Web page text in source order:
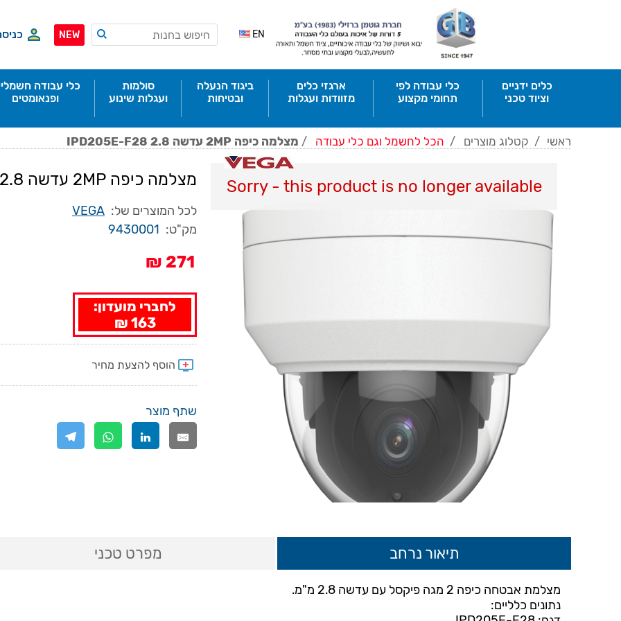
EN
NEW
כלים ידניים
וציוד טכני
כלי עבודה לפי
תחומי מקצוע
ארגזי כלים
מזוודות ועגלות
ביגוד הנעלה
ובטיחות
סולמות
ועגלות שינוע
כלי עבודה
ופנאומטים
ראשי / קטלוג מוצרים / הכל לחשמל וגם כלי עבודה / מצלמה כיפה 2MP עדשה IPD205E-F28 2.8
Sorry - this product is no longer available מצלמה כיפה 2MP עדשה IPD205E-F28 2.8
לכל המוצרים של: VEGA
מק"ט: 9430001
271 ₪
לחברי מועדון:
163 ₪
שתף מוצר
תיאור נרחב מפרט טכני
מצלמת אבטחה כיפה 2 מגה פיקסל עם עדשה 2.8 מ"מ.
נתונים כלליים: